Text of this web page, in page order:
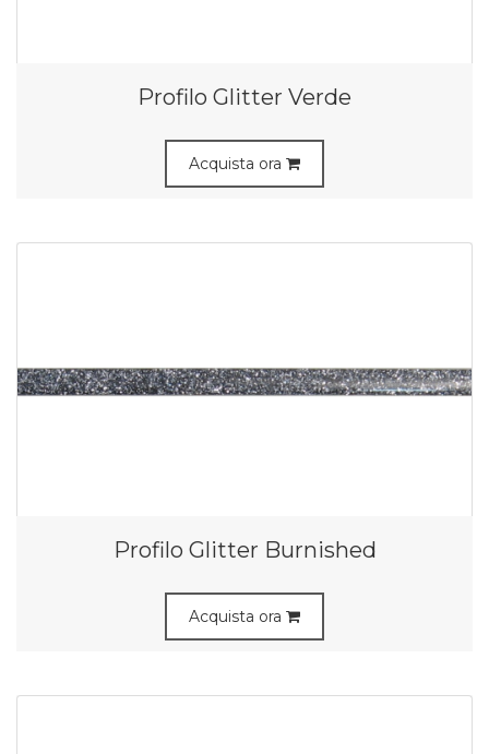
Profilo Glitter Verde
Acquista ora
Profilo Glitter Burnished
Acquista ora